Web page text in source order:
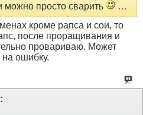
можно просто сварить
…
кроме рапса и сои, то
после проращивания и
провариваю. Может
ошибку.